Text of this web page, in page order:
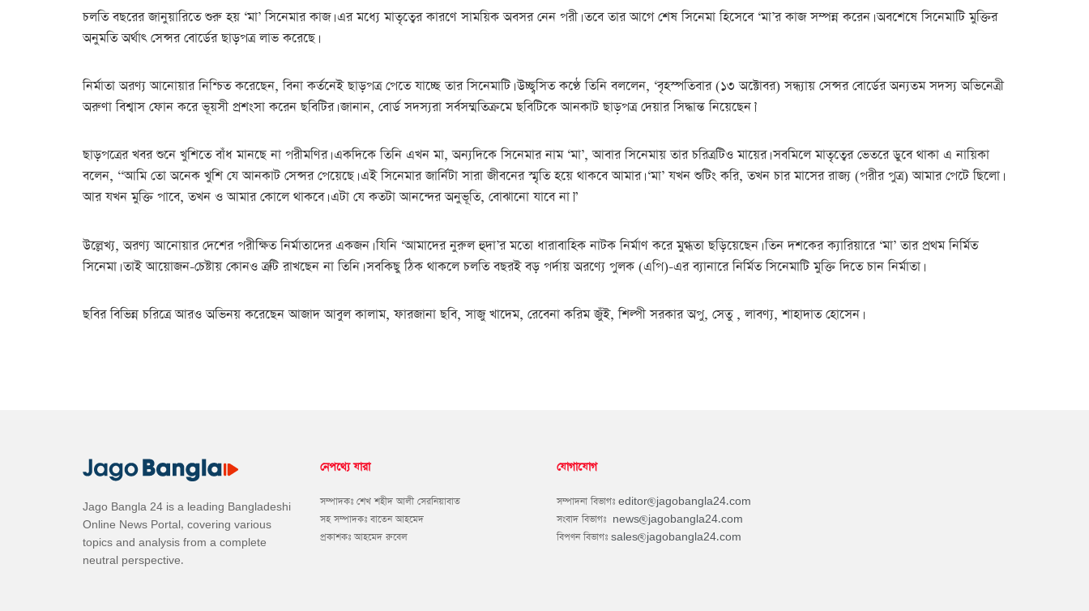
চলতি বছরের জানুয়ারিতে শুরু হয় ‘মা’ সিনেমার কাজ। এর মধ্যে মাতৃত্বের কারণে সাময়িক অবসর নেন পরী। তবে তার আগে শেষ সিনেমা হিসেবে ‘মা’র কাজ সম্পন্ন করেন। অবশেষে সিনেমাটি মুক্তির
অনুমতি অর্থাৎ সেন্সর বোর্ডের ছাড়পত্র লাভ করেছে।
নির্মাতা অরণ্য আনোয়ার নিশ্চিত করেছেন, বিনা কর্তনেই ছাড়পত্র পেতে যাচ্ছে তার সিনেমাটি। উচ্ছ্বসিত কণ্ঠে তিনি বললেন, ‘বৃহস্পতিবার (১৩ অক্টোবর) সন্ধ্যায় সেন্সর বোর্ডের অন্যতম সদস্য অভিনেত্রী
অরুণা বিশ্বাস ফোন করে ভূয়সী প্রশংসা করেন ছবিটির। জানান, বোর্ড সদস্যরা সর্বসম্মতিক্রমে ছবিটিকে আনকাট ছাড়পত্র দেয়ার সিদ্ধান্ত নিয়েছেন।’
ছাড়পত্রের খবর শুনে খুশিতে বাঁধ মানছে না পরীমণির। একদিকে তিনি এখন মা, অন্যদিকে সিনেমার নাম ‘মা’, আবার সিনেমায় তার চরিত্রটিও মায়ের। সবমিলে মাতৃত্বের ভেতরে ডুবে থাকা এ নায়িকা
বলেন, ‘‘আমি তো অনেক খুশি যে আনকাট সেন্সর পেয়েছে। এই সিনেমার জার্নিটা সারা জীবনের স্মৃতি হয়ে থাকবে আমার। ‘মা’ যখন শুটিং করি, তখন চার মাসের রাজ্য (পরীর পুত্র) আমার পেটে ছিলো।
আর যখন মুক্তি পাবে, তখন ও আমার কোলে থাকবে। এটা যে কতটা আনন্দের অনুভূতি, বোঝানো যাবে না।”
উল্লেখ্য, অরণ্য আনোয়ার দেশের পরীক্ষিত নির্মাতাদের একজন। যিনি ‘আমাদের নুরুল হুদা’র মতো ধারাবাহিক নাটক নির্মাণ করে মুগ্ধতা ছড়িয়েছেন। তিন দশকের ক্যারিয়ারে ‘মা’ তার প্রথম নির্মিত
সিনেমা। তাই আয়োজন-চেষ্টায় কোনও ত্রুটি রাখছেন না তিনি। সবকিছু ঠিক থাকলে চলতি বছরই বড় পর্দায় অরণ্যে পুলক (এপি)-এর ব্যানারে নির্মিত সিনেমাটি মুক্তি দিতে চান নির্মাতা।
ছবির বিভিন্ন চরিত্রে আরও অভিনয় করেছেন আজাদ আবুল কালাম, ফারজানা ছবি, সাজু খাদেম, রেবেনা করিম জুঁই, শিল্পী সরকার অপু, সেতু , লাবণ্য, শাহাদাত হোসেন।
Jago Bangla 24 is a leading Bangladeshi
Online News Portal, covering various
topics and analysis from a complete
neutral perspective.
নেপথ্যে যারা
সম্পাদকঃ শেখ শহীদ আলী সেরনিয়াবাত
সহ সম্পাদকঃ বাতেন আহমেদ
প্রকাশকঃ আহমেদ রুবেল
যোগাযোগ
সম্পাদনা বিভাগঃ editor@jagobangla24.com
সংবাদ বিভাগঃ news@jagobangla24.com
বিপণন বিভাগঃ sales@jagobangla24.com